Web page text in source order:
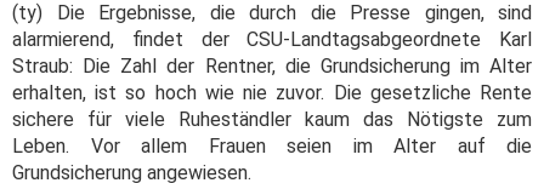
(ty) Die Ergebnisse, die durch die Presse gingen, sind
alarmierend, findet der CSU-Landtagsabgeordnete Karl
Straub: Die Zahl der Rentner, die Grundsicherung im Alter
erhalten, ist so hoch wie nie zuvor. Die gesetzliche Rente
sichere für viele Ruheständler kaum das Nötigste zum
Leben. Vor allem Frauen seien im Alter auf die
Grundsicherung angewiesen.